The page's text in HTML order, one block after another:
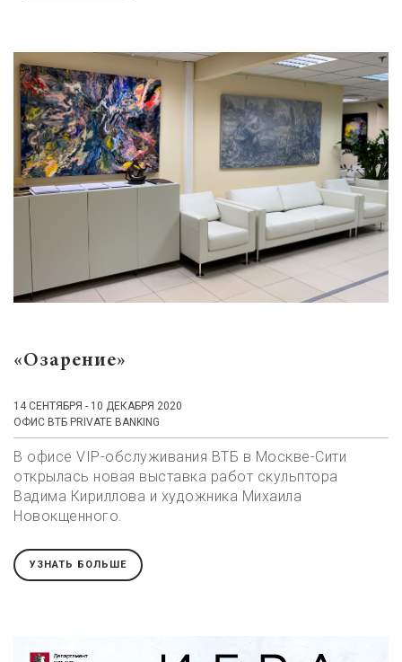
«Озарение»
14 СЕНТЯБРЯ - 10 ДЕКАБРЯ 2020
ОФИС ВТБ PRIVATE BANKING
В офисе VIP-обслуживания ВТБ в Москве-Сити
открылась новая выставка работ скульптора
Вадима Кириллова и художника Михаила
Новокщенного.
УЗНАТЬ БОЛЬШЕ